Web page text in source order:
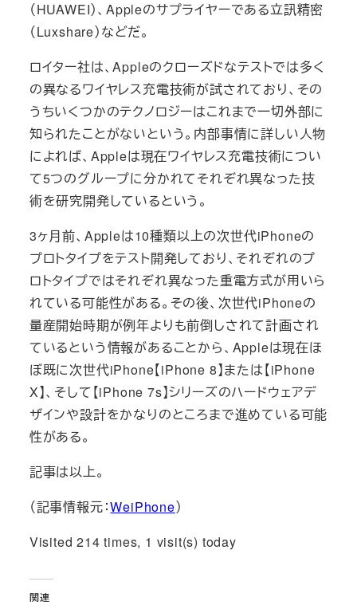
（HUAWEI）、Appleのサプライヤーである立訊精密
（Luxshare）などだ。
ロイター社は、Appleのクローズドなテストでは多く
の異なるワイヤレス充電技術が試されており、その
うちいくつかのテクノロジーはこれまで一切外部に
知られたことがないという。内部事情に詳しい人物
によれば、Appleは現在ワイヤレス充電技術につい
て5つのグループに分かれてそれぞれ異なった技
術を研究開発しているという。
3ヶ月前、Appleは10種類以上の次世代iPhoneの
プロトタイプをテスト開発しており、それぞれのプ
ロトタイプではそれぞれ異なった重電方式が用いら
れている可能性がある。その後、次世代iPhoneの
量産開始時期が例年よりも前倒しされて計画され
ているという情報があることから、Appleは現在ほ
ぼ既に次世代iPhone【iPhone 8】または【iPhone
X】、そして【iPhone 7s】シリーズのハードウェアデ
ザインや設計をかなりのところまで進めている可能
性がある。
記事は以上。
（記事情報元：WeiPhone）
Visited 214 times, 1 visit(s) today
関連